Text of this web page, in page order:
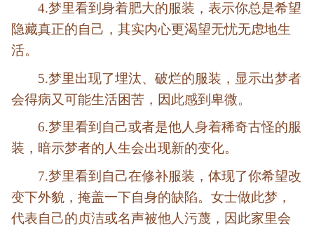
4.梦里看到身着肥大的服装，表示你总是希望
隐藏真正的自己，其实内心更渴望无忧无虑地生
活。
5.梦里出现了埋汰、破烂的服装， 显示出梦者
会得病又可能生活困苦，因此感到卑微。
6.梦里看到自己或者是他人身着稀奇古怪的服
装， 暗示梦者的人生会出现新的变化。
7.梦里看到自己在修补服装，体现了你希望改
变下外貌，掩盖一下自身的缺陷。女士做此梦，
代表自己的贞洁或名声被他人污蔑，因此家里会